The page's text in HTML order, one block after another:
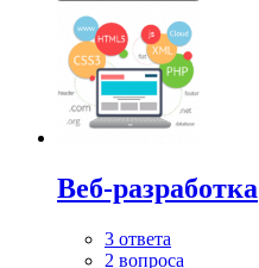
Веб-разработка
3 ответа
2 вопроса